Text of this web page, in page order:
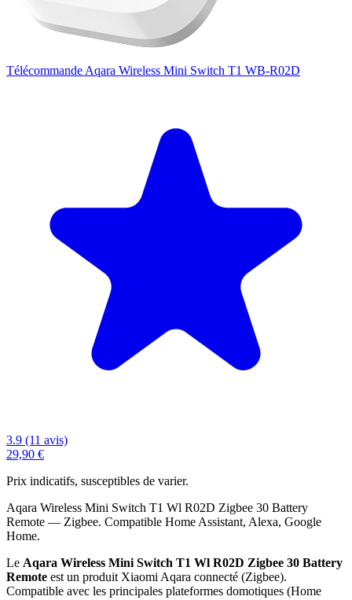
Télécommande Aqara Wireless Mini Switch T1 WB-R02D
3.9 (11 avis)
29,90 €
Prix indicatifs, susceptibles de varier.
Aqara Wireless Mini Switch T1 Wl R02D Zigbee 30 Battery
Remote — Zigbee. Compatible Home Assistant, Alexa, Google
Home.
Le Aqara Wireless Mini Switch T1 Wl R02D Zigbee 30 Battery
Remote est un produit Xiaomi Aqara connecté (Zigbee).
Compatible avec les principales plateformes domotiques (Home